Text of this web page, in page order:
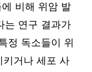
비해 위암 발
는 연구 결과가
정 독소들이 위
키거나 세포 사